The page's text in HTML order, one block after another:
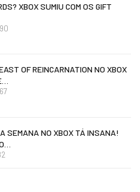
XBOX SUMIU COM OS GIFT
OF REINCARNATION NO XBOX
SEMANA NO XBOX TÁ INSANA!